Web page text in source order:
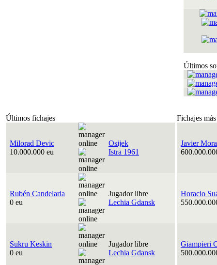
Últimos
Últimos fichajes Fichajes
Milorad Devic
10.000.000 eu
Osijek
Istra 1961
Javier
Rubén Candelaria
0 eu
Jugador libre
Lechia Gdansk
Horacio
Sukru Keskin
0 eu
Jugador libre
Lechia Gdansk
Giampieri